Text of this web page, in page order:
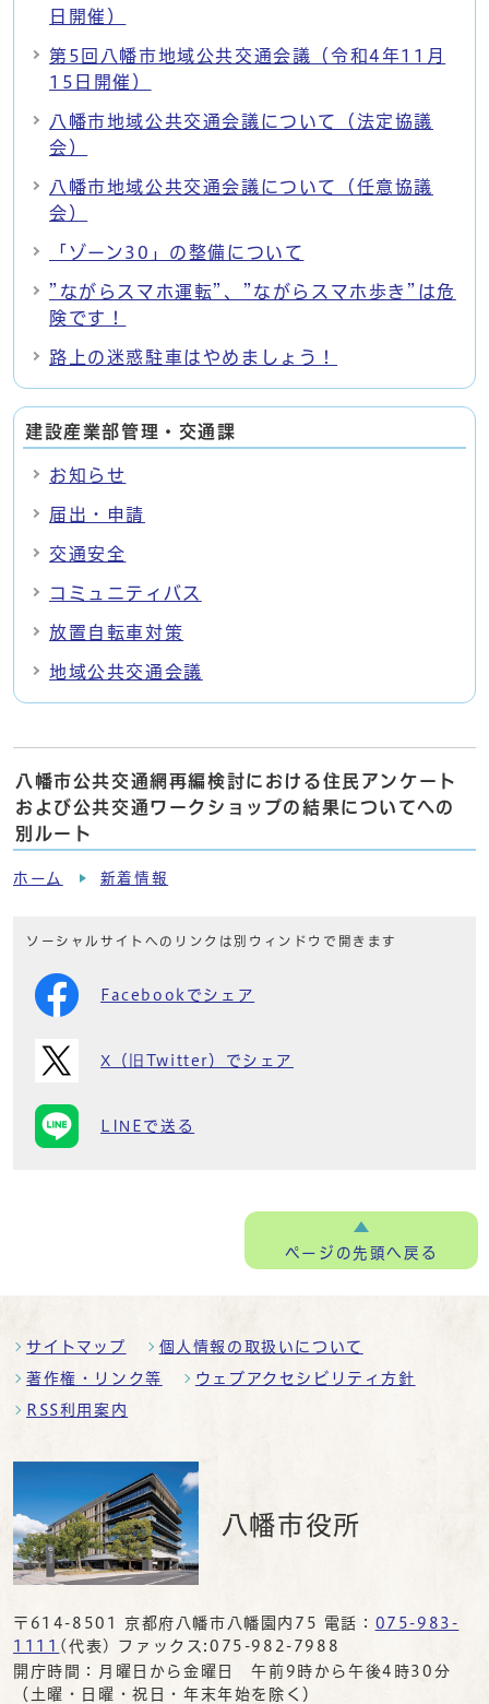
日開催）
第5回八幡市地域公共交通会議（令和4年11月
15日開催）
八幡市地域公共交通会議について（法定協議
会）
八幡市地域公共交通会議について（任意協議
会）
「ゾーン30」の整備について
”ながらスマホ運転”、”ながらスマホ歩き”は危
険です！
路上の迷惑駐車はやめましょう！
建設産業部管理・交通課
お知らせ
届出・申請
交通安全
コミュニティバス
放置自転車対策
地域公共交通会議
八幡市公共交通網再編検討における住民アンケート
および公共交通ワークショップの結果についてへの
別ルート
ホーム 新着情報
ソーシャルサイトへのリンクは別ウィンドウで開きます
Facebookでシェア
X（旧Twitter）でシェア
LINEで送る
ページの先頭へ戻る
サイトマップ 個人情報の取扱いについて
著作権・リンク等 ウェブアクセシビリティ方針
RSS利用案内
八幡市役所
〒614-8501 京都府八幡市八幡園内75 電話： 075-983-
1111 (代表) ファックス:075-982-7988
開庁時間：月曜日から金曜日 午前9時から午後4時30分
（土曜・日曜・祝日・年末年始を除く）